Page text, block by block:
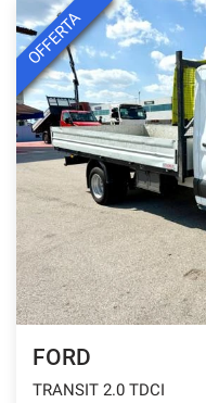
OFFERTA
FORD
TRANSIT 2.0 TDCI